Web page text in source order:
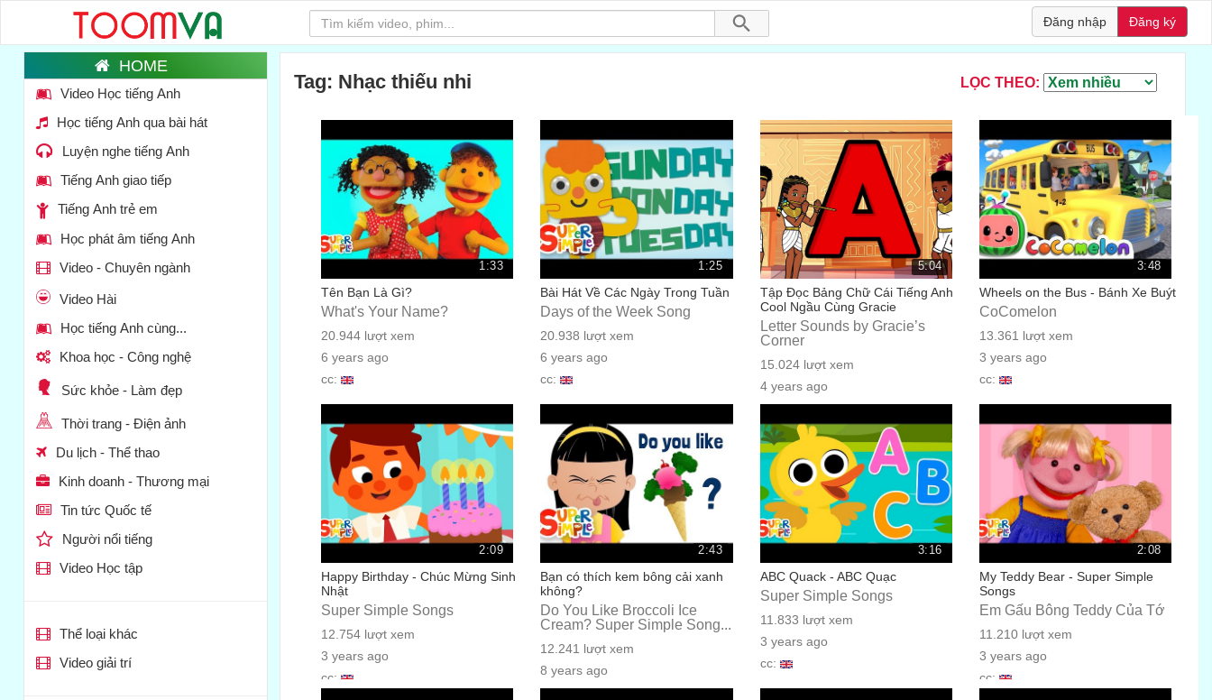
Đăng nhập Đăng ký
Video Học tiếng Anh
Học tiếng Anh qua bài hát
Luyện nghe tiếng Anh
Tiếng Anh giao tiếp
Tiếng Anh trẻ em
Học phát âm tiếng Anh
Video - Chuyên ngành
Video Hài
Học tiếng Anh cùng...
Khoa học - Công nghệ
Sức khỏe - Làm đẹp
Thời trang - Điện ảnh
Du lịch - Thể thao
Kinh doanh - Thương mại
Tin tức Quốc tế
Người nổi tiếng
Video Học tập
Thể loại khác
Video giải trí
Tag: Nhạc thiếu nhi LỌC THEO:
1:33
Tên Bạn Là Gì?
What's Your Name?
20.944 lượt xem
6 years ago
cc:
1:25
Bài Hát Về Các Ngày Trong Tuần
Days of the Week Song
20.938 lượt xem
6 years ago
cc:
5:04
Tập Đọc Bảng Chữ Cái Tiếng Anh
Cool Ngầu Cùng Gracie
Letter Sounds by Gracie’s
Corner
15.024 lượt xem
4 years ago
cc:
3:48
Wheels on the Bus - Bánh Xe Buýt
CoComelon
13.361 lượt xem
3 years ago
cc:
2:09
Happy Birthday - Chúc Mừng Sinh
Nhật
Super Simple Songs
12.754 lượt xem
3 years ago
cc:
2:43
Bạn có thích kem bông cải xanh
không?
Do You Like Broccoli Ice
Cream? Super Simple Song...
12.241 lượt xem
8 years ago
cc:
3:16
ABC Quack - ABC Quạc
Super Simple Songs
11.833 lượt xem
3 years ago
cc:
2:08
My Teddy Bear - Super Simple
Songs
Em Gấu Bông Teddy Của Tớ
11.210 lượt xem
3 years ago
cc: